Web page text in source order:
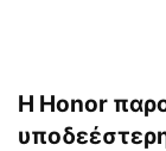
Η Honor